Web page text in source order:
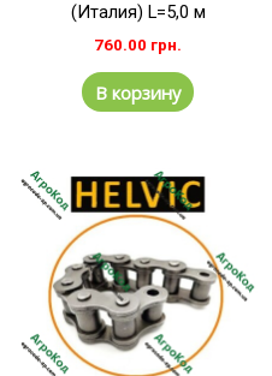
(Италия) L=5,0 м
760.00 грн.
В корзину